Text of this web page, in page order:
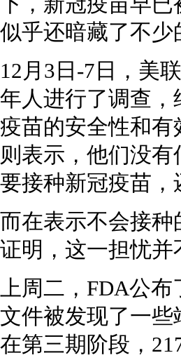
似乎还暗藏了不少
12月3日-7日，美
年人进行了调查，
疫苗的安全性和有
则表示，他们没
要接种新冠疫苗
而在表示不会接
证明，这一担忧并
上周二，FDA公布
文件被发现了一
在第三期阶段，